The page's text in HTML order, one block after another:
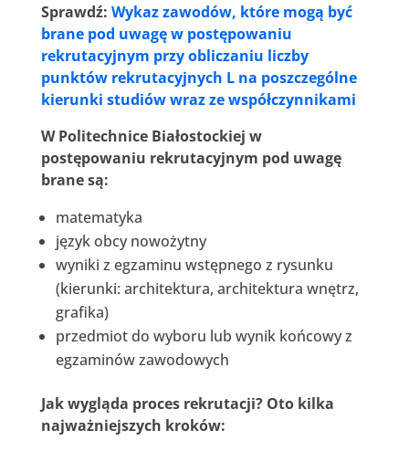
Sprawdź: Wykaz zawodów, które mogą być
brane pod uwagę w postępowaniu
rekrutacyjnym przy obliczaniu liczby
punktów rekrutacyjnych L na poszczególne
kierunki studiów wraz ze współczynnikami
W Politechnice Białostockiej w
postępowaniu rekrutacyjnym pod uwagę
brane są:
matematyka
język obcy nowożytny
wyniki z egzaminu wstępnego z rysunku
(kierunki: architektura, architektura wnętrz,
grafika)
przedmiot do wyboru lub wynik końcowy z
egzaminów zawodowych
Jak wygląda proces rekrutacji? Oto kilka
najważniejszych kroków: